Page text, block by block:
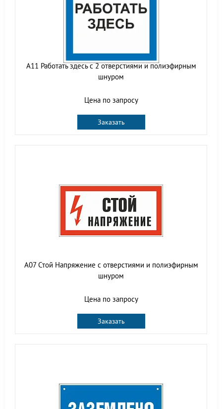
A11 Работать здесь с 2 отверстиями и полиэфирным
шнуром
Цена по запросу
Заказать
А07 Стой Напряжение с отверстиями и полиэфирным
шнуром
Цена по запросу
Заказать